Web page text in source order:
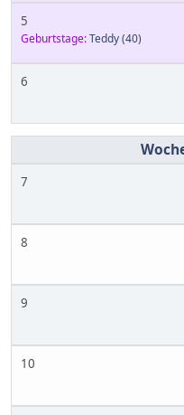
5
Geburtstage:Teddy(40)
6
7
8
9
10